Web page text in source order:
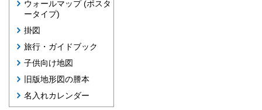
ウォールマップ (ポスタ
ータイプ)
掛図
旅行・ガイドブック
子供向け地図
旧版地形図の謄本
名入れカレンダー